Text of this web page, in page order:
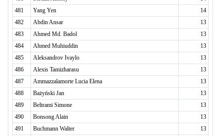
481
Yang Yen
14
482
Abdin Ansar
13
483
Ahmed Md. Badol
13
484
Ahmed Muhiuddin
13
485
Aleksandrov Ivaylo
13
486
Alexis Tamizharasu
13
487
Ammazzalamorte Lucia Elena
13
488
Bażyński Jan
13
489
Beltrami Simone
13
490
Bonsong Alain
13
491
Buchmann Walter
13